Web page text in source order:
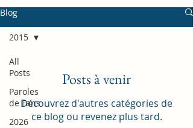
Blog
All
Posts
Paroles
de Fans
2026
2015
Posts à venir
Découvrez d'autres catégories de
ce blog ou revenez plus tard.